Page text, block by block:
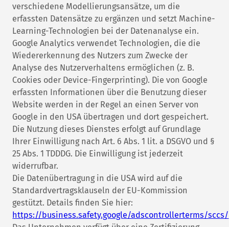
verschiedene Modellierungsansätze, um die
erfassten Datensätze zu ergänzen und setzt Machine-
Learning-Technologien bei der Datenanalyse ein.
Google Analytics verwendet Technologien, die die
Wiedererkennung des Nutzers zum Zwecke der
Analyse des Nutzerverhaltens ermöglichen (z. B.
Cookies oder Device-Fingerprinting). Die von Google
erfassten Informationen über die Benutzung dieser
Website werden in der Regel an einen Server von
Google in den USA übertragen und dort gespeichert.
Die Nutzung dieses Dienstes erfolgt auf Grundlage
Ihrer Einwilligung nach Art. 6 Abs. 1 lit. a DSGVO und §
25 Abs. 1 TDDDG. Die Einwilligung ist jederzeit
widerrufbar.
Die Datenübertragung in die USA wird auf die
Standardvertragsklauseln der EU-Kommission
gestützt. Details finden Sie hier:
https://business.safety.google/adscontrollerterms/sccs/